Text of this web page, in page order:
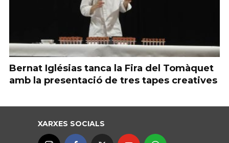
Bernat Iglésias tanca la Fira del Tomàquet
amb la presentació de tres tapes creatives
XARXES SOCIALS